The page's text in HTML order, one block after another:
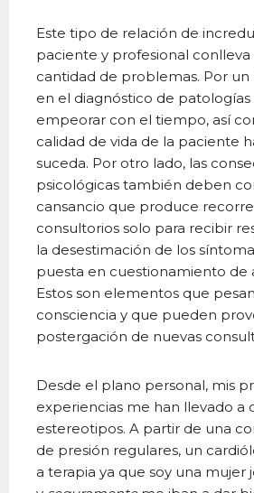
Este tipo de relación de
paciente y profesional conlleva
cantidad de problemas. Por un
en el diagnóstico de
empeorar con el tiempo, así
calidad de vida de la paciente
suceda. Por otro lado, las
psicológicas también deben
cansancio que produce
consultorios solo para recibir
la desestimación de los
puesta en cuestionamiento de
Estos son elementos que
consciencia y que pueden
postergación de nuevas
Desde el plano personal, mis
experiencias me han llevado a
estereotipos. A partir de una
de presión regulares, un
a terapia ya que soy una mujer